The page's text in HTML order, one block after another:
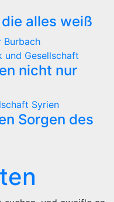
alles weiß
Burbach
und Gesellschaft
nicht nur
Syrien
Sorgen des